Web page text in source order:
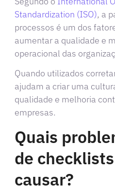
Standardization (ISO), a
processos é um dos
aumentar a qualidade e
operacional das
Quando utilizados
ajudam a criar uma
qualidade e melhoria
empresas.
Quais
de
causar?